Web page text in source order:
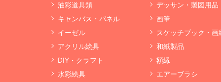
油彩道具類
キャンバス・パネル
イーゼル
アクリル絵具
DIY・クラフト
水彩絵具
デッサン・製図用品
画筆
スケッチブック・画
和紙製品
額縁
エアーブラシ